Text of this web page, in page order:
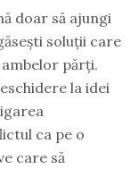
doar să ajungi
soluții care
ambelor părți.
la idei
ca pe o
care să